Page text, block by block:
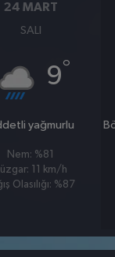
24 MART
SALI
9°
yağmurlu
Nem: %81
11 km/h
Olasılığı: %87